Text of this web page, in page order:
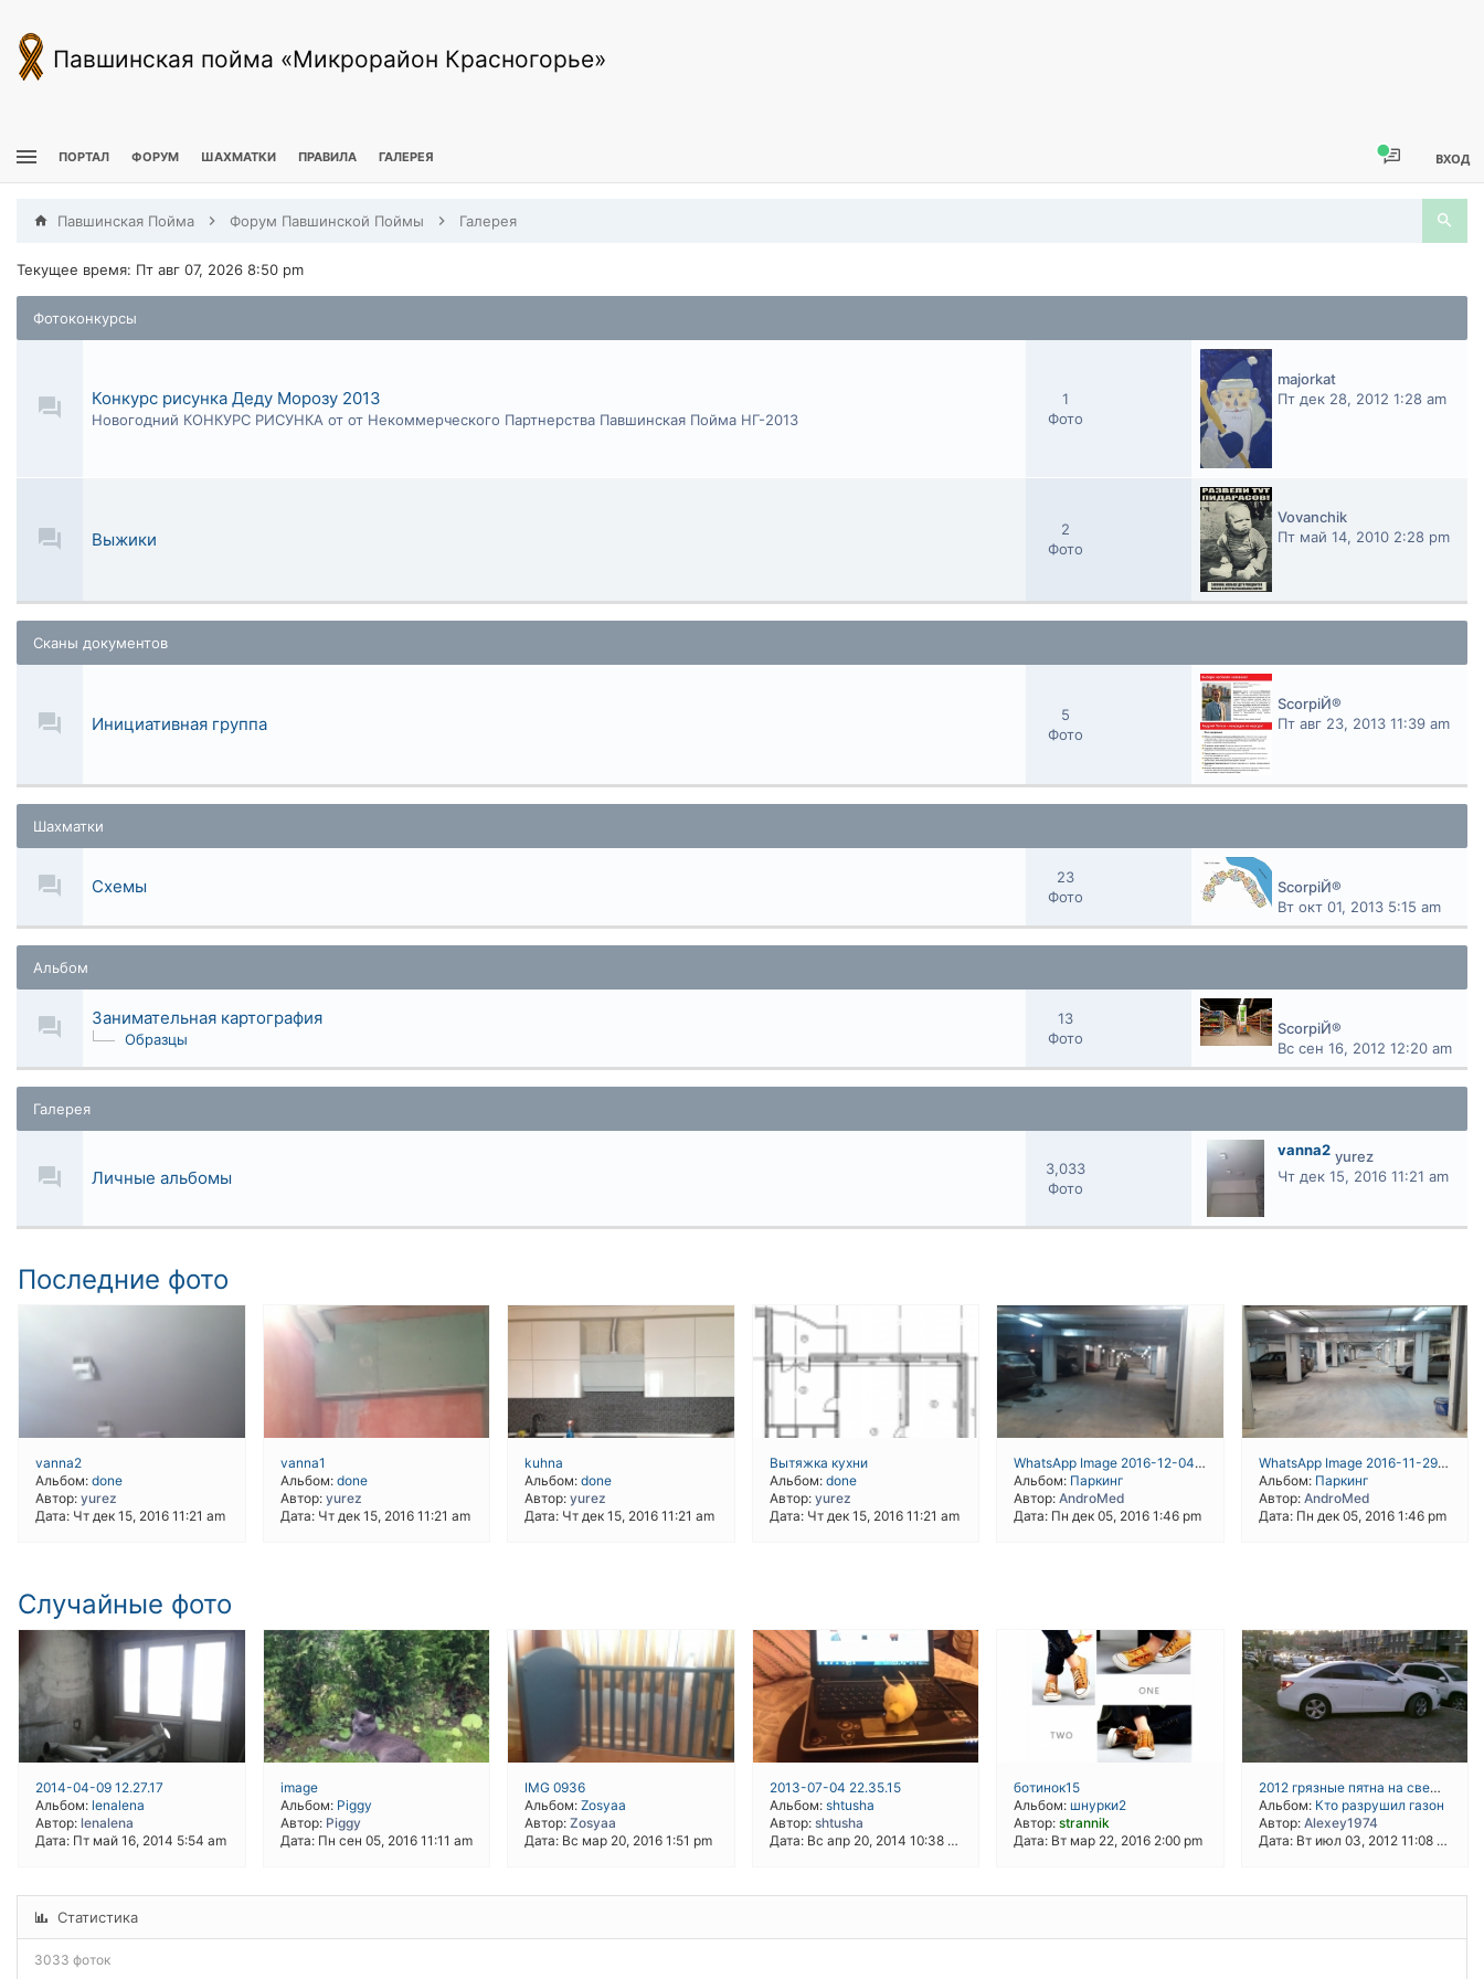
Павшинская пойма «Микрорайон Красногорье»
ПОРТАЛ ФОРУМ ШАХМАТКИ ПРАВИЛА ГАЛЕРЕЯ ВХОД
Павшинская Пойма Форум Павшинской Поймы Галерея
Текущее время: Пт авг 07, 2026 8:50 pm
Фотоконкурсы
Конкурс рисунка Деду Морозу 2013
Новогодний КОНКУРС РИСУНКА от от Некоммерческого Партнерства Павшинская Пойма НГ-2013
1
Фото
majorkat
Пт дек 28, 2012 1:28 am
Выжики
2
Фото
Vovanchik
Пт май 14, 2010 2:28 pm
Сканы документов
Инициативная группа
5
Фото
ScorpiЙ®
Пт авг 23, 2013 11:39 am
Шахматки
Схемы
23
Фото
ScorpiЙ®
Вт окт 01, 2013 5:15 am
Альбом
Занимательная картография
Образцы
13
Фото
ScorpiЙ®
Вс сен 16, 2012 12:20 am
Галерея
Личные альбомы
3,033
Фото
vanna2 yurez
Чт дек 15, 2016 11:21 am
Последние фото
vanna2
Альбом: done
Автор: yurez
Дата: Чт дек 15, 2016 11:21 am
vanna1
Альбом: done
Автор: yurez
Дата: Чт дек 15, 2016 11:21 am
kuhna
Альбом: done
Автор: yurez
Дата: Чт дек 15, 2016 11:21 am
Вытяжка кухни
Альбом: done
Автор: yurez
Дата: Чт дек 15, 2016 11:21 am
WhatsApp Image 2016-12-04 at 19.43.21
Альбом: Паркинг
Автор: AndroMed
Дата: Пн дек 05, 2016 1:46 pm
WhatsApp Image 2016-11-29 at 18.30.51
Альбом: Паркинг
Автор: AndroMed
Дата: Пн дек 05, 2016 1:46 pm
Случайные фото
2014-04-09 12.27.17
Альбом: lenalena
Автор: lenalena
Дата: Пт май 16, 2014 5:54 am
image
Альбом: Piggy
Автор: Piggy
Дата: Пн сен 05, 2016 11:11 am
IMG 0936
Альбом: Zosyaa
Автор: Zosyaa
Дата: Вс мар 20, 2016 1:51 pm
2013-07-04 22.35.15
Альбом: shtusha
Автор: shtusha
Дата: Вс апр 20, 2014 10:38 pm
ботинок15
Альбом: шнурки2
Автор: strannik
Дата: Вт мар 22, 2016 2:00 pm
2012 грязные пятна на свежем газоне
Альбом: Кто разрушил газон
Автор: Alexey1974
Дата: Вт июл 03, 2012 11:08 pm
Статистика
3033 фоток